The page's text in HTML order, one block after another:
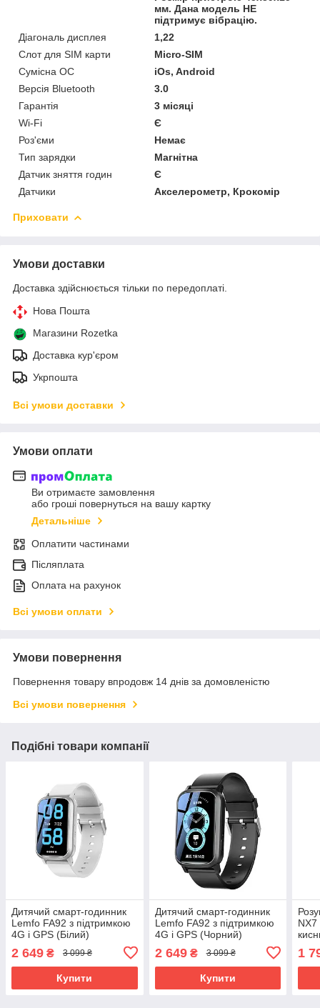
мм. Дана модель НЕ
підтримує вібрацію.
Діагональ дисплея
1,22
Слот для SIM карти
Micro-SIM
Сумісна ОС
iOs, Android
Версія Bluetooth
3.0
Гарантія
3 місяці
Wi-Fi
Є
Роз'єми
Немає
Тип зарядки
Магнітна
Датчик зняття годин
Є
Датчики
Акселерометр, Крокомір
Приховати
Умови доставки
Доставка здійснюється тільки по передоплаті.
Нова Пошта
Магазини Rozetka
Доставка кур'єром
Укрпошта
Всі умови доставки
Умови оплати
Ви отримаєте замовлення
або гроші повернуться на вашу картку
Детальніше
Оплатити частинами
Післяплата
Оплата на рахунок
Всі умови оплати
Умови повернення
Повернення товару впродовж 14 днів за домовленістю
Всі умови повернення
Подібні товари компанії
Дитячий смарт-годинник
Lemfo FA92 з підтримкою
4G і GPS (Білий)
2 649 ₴ 3 099 ₴
Купити
Дитячий смарт-годинник
Lemfo FA92 з підтримкою
4G і GPS (Чорний)
2 649₴ 3 099 ₴
Купити
1